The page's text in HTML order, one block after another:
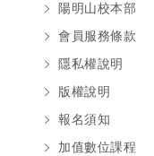
陽明山校本部
會員服務條款
隱私權說明
版權說明
報名須知
加值數位課程